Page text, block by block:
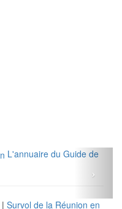
L'annuaire du Guide de
| Survol de la Réunion en